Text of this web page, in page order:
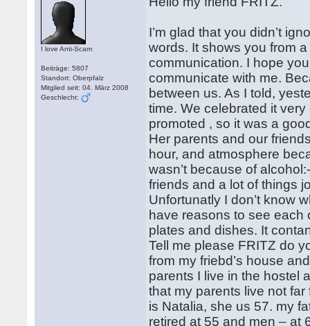
I love Anti-Scam
Beiträge: 5807
Standort: Oberpfalz
Mitglied seit: 04. März 2008
Geschlecht:
I’m glad that you didn’t
words. It shows you from
communication. I hope
communicate with me.
between us. As I told,
time. We celebrated it
promoted , so it was a
Her parents and our
hour, and atmosphere
wasn’t because of
friends and a lot of things
Unfortunatly I don’t know
have reasons to see each
plates and dishes. It
Tell me please FRITZ do
from my friebd’s house
parents I live in the hostel
that my parents live not
is Natalia, she us 57. my
retired at 55 and men – at